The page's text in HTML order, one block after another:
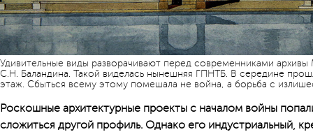
Удивительные виды разворачивают перед современниками
С.Н. Баландина. Такой виделась нынешняя ГПНТБ. В середине
этаж. Сбыться всему этому помешала не война, а борьба с
Роскошные архитектурные проекты с началом войны
сложиться другой профиль. Однако его индустриальный,